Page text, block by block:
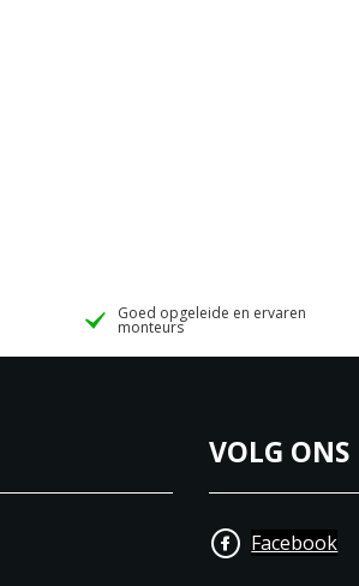
Goed opgeleide en ervaren
monteurs
VOLG ONS
Facebook